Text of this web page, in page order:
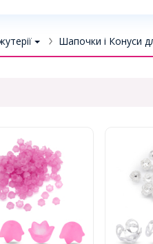
Шапочки і Конуси